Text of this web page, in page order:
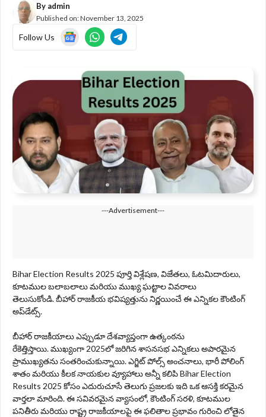
By admin
Published on:November 13, 2025
Follow Us
---Advertisement---
Bihar Election Results 2025 పూర్తి విశ్లేషణ, విజేతలు, ఓటమిదారులు,
కూటముల బలాబలాలు మరియు ముఖ్య ఘట్టాల వివరాలు
తెలుసుకోండి. బీహార్ రాజకీయ భవిష్యత్తును నిర్ణయించే ఈ ఎన్నికల కౌంటింగ్
అప్‌డేట్స్.
బీహార్ రాజకీయాలు ఎప్పుడూ దేశవ్యాప్తంగా ఉత్కంఠను
రేకెత్తిస్తాయి. ముఖ్యంగా 2025లో జరిగిన శాసనసభ ఎన్నికలు అపారమైన
ప్రాముఖ్యతను సంతరించుకున్నాయి. ఎగ్జిట్ పోల్స్ అంచనాలు, భారీ పోలింగ్
శాతం మరియు కీలక నాయకుల వ్యూహాలు అన్నీ కలిపి Bihar Election
Results 2025 కోసం ఎదురుచూసే తెలుగు ప్రజలకు ఇది ఒక ఆసక్తి కరమైన
వార్తలా మారింది. ఈ సవివరమైన వ్యాసంలో, కౌంటింగ్ సరళి, కూటముల
పనితీరు మరియు రాష్ట్ర రాజకీయాలపై ఈ ఫలితాల ప్రభావం గురించి లోతైన